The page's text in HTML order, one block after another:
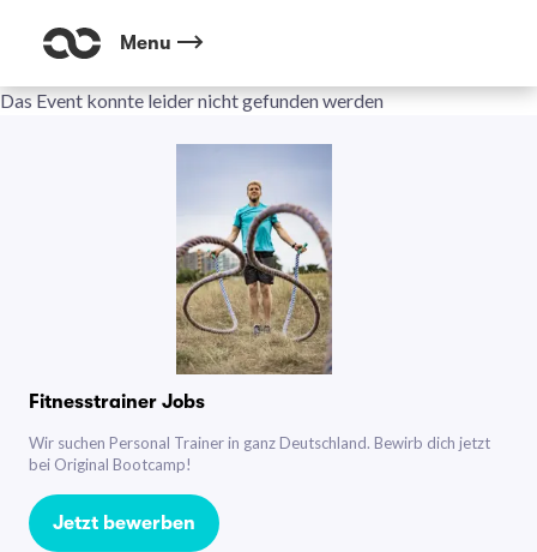
Menu
Das Event konnte leider nicht gefunden werden
Fitnesstrainer Jobs
Wir suchen Personal Trainer in ganz Deutschland. Bewirb dich jetzt
bei Original Bootcamp!
Jetzt bewerben